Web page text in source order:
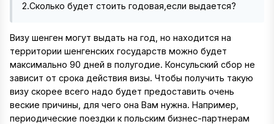
2.Сколько будет стоить годовая,если выдается?
Визу шенген могут выдать на год, но находится на
территории шенгенских государств можно будет
максимально 90 дней в полугодие. Консульский сбор не
зависит от срока действия визы. Чтобы получить такую
визу скорее всего надо будет предоставить очень
веские причины, для чего она Вам нужна. Например,
периодические поездки к польским бизнес-партнерам